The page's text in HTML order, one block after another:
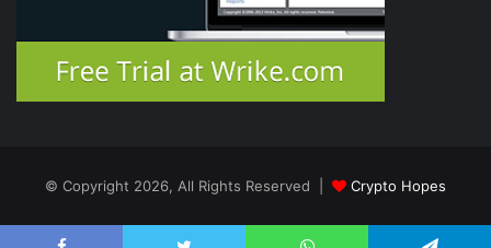
© Copyright 2026, All Rights Reserved | Crypto Hopes